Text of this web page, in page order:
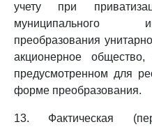
учету при
муниципального
преобразования
акционерное
предусмотренном для
форме преобразования.
13. Фактическая